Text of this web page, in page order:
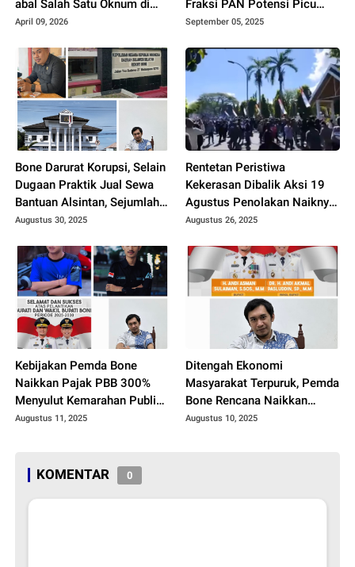
abal Salah Satu Oknum di
IAIN Bone, Benarkah..?
April 09, 2026
Fraksi PAN Potensi Picu
Konflik, PMII Sinjai
Arifuddin Sibuk Main
Handphone
September 05, 2025
Bone Darurat Korupsi, Selain
Dugaan Praktik Jual Sewa
Bantuan Alsintan, Sejumlah
Kasus Korupsi Mandek di
Gusar
Augustus 30, 2025
Rentetan Peristiwa
Kekerasan Dibalik Aksi 19
Agustus Penolakan Naiknya
Nilai Pajak PBB, Intimidasi
Yang Sedang Shalat Jadi
Imbas Gas Air Mata
Augustus 26, 2025
Kebijakan Pemda Bone
Naikkan Pajak PBB 300%
Menyulut Kemarahan Publik,
Selain Dinilai Sepihak,
Pemerintah
Augustus 11, 2025
Ditengah Ekonomi
Masyarakat Terpuruk, Pemda
Bone Rencana Naikkan
Pajak PBB 300 %, Praktisi
Augustus 10, 2025
KOMENTAR 0